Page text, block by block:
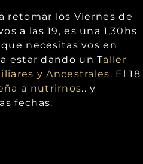
retomar los Viernes de
a las 19, es una 1,30hs
necesitas vos en
estar dando un Taller
y Ancestrales. El 18
a nutrirnos.. y
fechas.